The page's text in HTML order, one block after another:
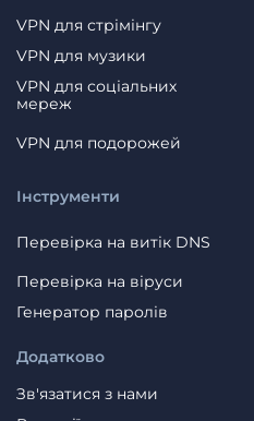
VPN для стрімінгу
VPN для музики
VPN для соціальних
мереж
VPN для подорожей
Додатково
Зв'язатися з нами
Інструменти
Перевірка на витік DNS
Перевірка на віруси
Генератор паролів